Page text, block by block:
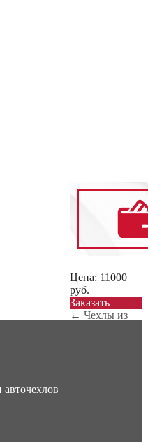
Цена: 11000
руб.
Заказать
← Чехлы из